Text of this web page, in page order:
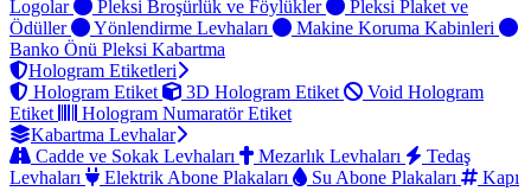
Logolar
Pleksi Broşürlük ve Föylükler
Pleksi Plaket ve
Ödüller
Yönlendirme Levhaları
Makine Koruma Kabinleri
Banko Önü Pleksi Kabartma
Hologram Etiketleri
Hologram Etiket
3D Hologram Etiket
Void Hologram
Etiket
Hologram Numaratör Etiket
Kabartma Levhalar
Cadde ve Sokak Levhaları
Mezarlık Levhaları
Tedaş
Levhaları
Elektrik Abone Plakaları Su Abone Plakaları
Kapı